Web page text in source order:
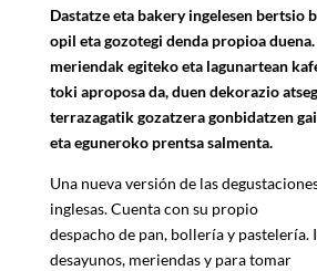
Dastatze eta bakery ingelesen bertsio
opil eta gozotegi denda propioa
meriendak egiteko eta lagunartean
toki aproposa da, duen dekorazio
terrazagatik gozatzera gonbidatzen
eta eguneroko prentsa salmenta.
Una nueva versión de las
inglesas. Cuenta con su propio
despacho de pan, bollería y pastelería.
desayunos, meriendas y para tomar